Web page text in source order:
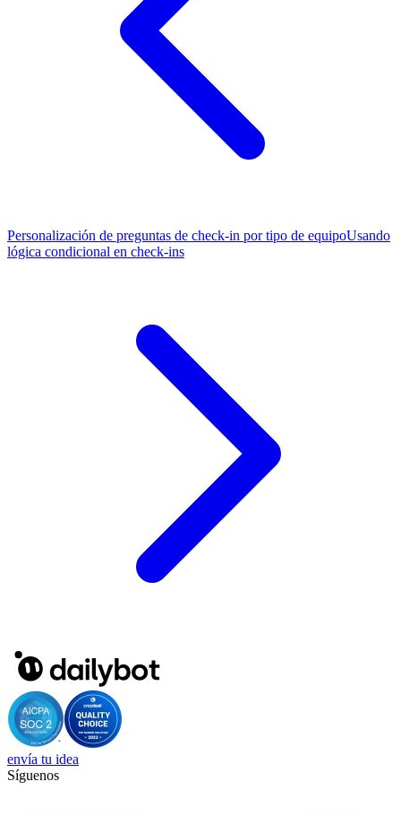
Personalización de preguntas de check-in por tipo de equipoUsando
lógica condicional en check-ins
envía tu idea
Síguenos